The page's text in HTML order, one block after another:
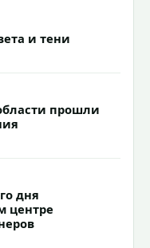
и тени
прошли
дня
центре